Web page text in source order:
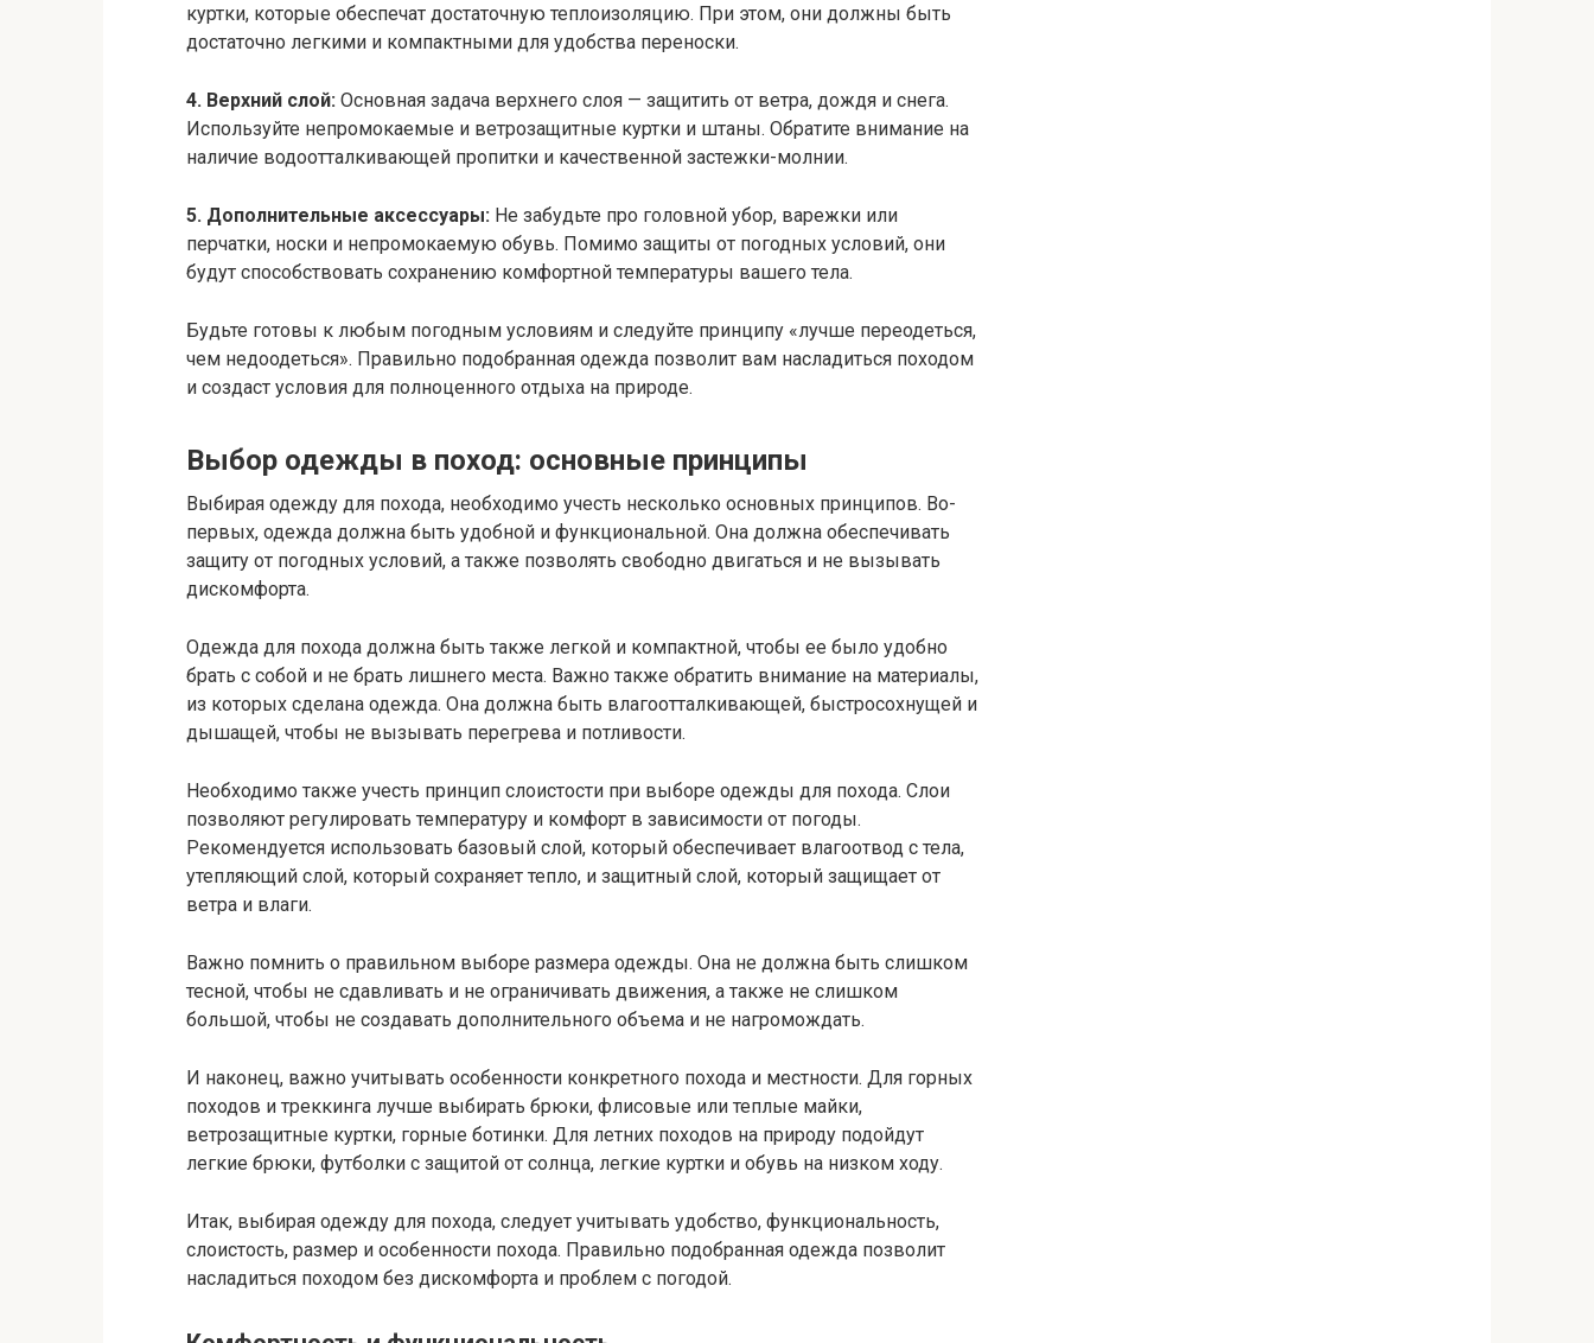
куртки, которые обеспечат достаточную теплоизоляцию. При этом, они должны быть
достаточно легкими и компактными для удобства переноски.
4. Верхний слой: Основная задача верхнего слоя — защитить от ветра, дождя и снега.
Используйте непромокаемые и ветрозащитные куртки и штаны. Обратите внимание на
наличие водоотталкивающей пропитки и качественной застежки-молнии.
5. Дополнительные аксессуары: Не забудьте про головной убор, варежки или
перчатки, носки и непромокаемую обувь. Помимо защиты от погодных условий, они
будут способствовать сохранению комфортной температуры вашего тела.
Будьте готовы к любым погодным условиям и следуйте принципу «лучше переодеться,
чем недоодеться». Правильно подобранная одежда позволит вам насладиться походом
и создаст условия для полноценного отдыха на природе.
Выбор одежды в поход: основные принципы
Выбирая одежду для похода, необходимо учесть несколько основных принципов. Во-
первых, одежда должна быть удобной и функциональной. Она должна обеспечивать
защиту от погодных условий, а также позволять свободно двигаться и не вызывать
дискомфорта.
Одежда для похода должна быть также легкой и компактной, чтобы ее было удобно
брать с собой и не брать лишнего места. Важно также обратить внимание на материалы,
из которых сделана одежда. Она должна быть влагоотталкивающей, быстросохнущей и
дышащей, чтобы не вызывать перегрева и потливости.
Необходимо также учесть принцип слоистости при выборе одежды для похода. Слои
позволяют регулировать температуру и комфорт в зависимости от погоды.
Рекомендуется использовать базовый слой, который обеспечивает влагоотвод с тела,
утепляющий слой, который сохраняет тепло, и защитный слой, который защищает от
ветра и влаги.
Важно помнить о правильном выборе размера одежды. Она не должна быть слишком
тесной, чтобы не сдавливать и не ограничивать движения, а также не слишком
большой, чтобы не создавать дополнительного объема и не нагромождать.
И наконец, важно учитывать особенности конкретного похода и местности. Для горных
походов и треккинга лучше выбирать брюки, флисовые или теплые майки,
ветрозащитные куртки, горные ботинки. Для летних походов на природу подойдут
легкие брюки, футболки с защитой от солнца, легкие куртки и обувь на низком ходу.
Итак, выбирая одежду для похода, следует учитывать удобство, функциональность,
слоистость, размер и особенности похода. Правильно подобранная одежда позволит
насладиться походом без дискомфорта и проблем с погодой.